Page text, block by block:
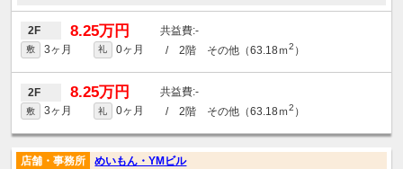
2F 8.25万円 -
敷 3ヶ月 礼 0ヶ月 / 2階 その他（63.18ｍ2 ）
2F 8.25万円 -
敷 3ヶ月 礼 0ヶ月 / 2階 その他（63.18ｍ2 ）
店舗・事務所 めいもん・YMビル